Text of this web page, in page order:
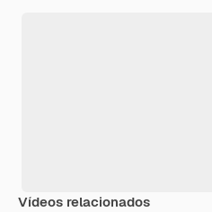
Vídeos relacionados